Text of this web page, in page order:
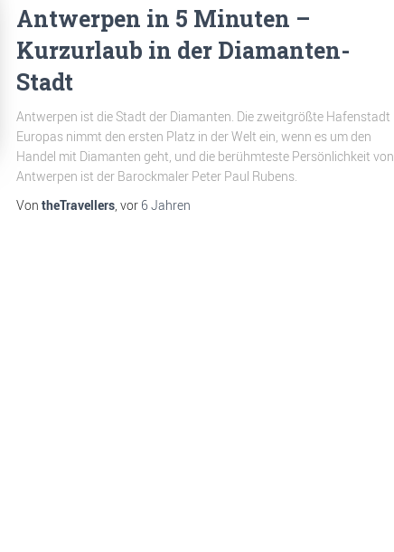
Antwerpen in 5 Minuten –
Kurzurlaub in der Diamanten-
Stadt
Antwerpen ist die Stadt der Diamanten. Die zweitgrößte Hafenstadt
Europas nimmt den ersten Platz in der Welt ein, wenn es um den
Handel mit Diamanten geht, und die berühmteste Persönlichkeit von
Antwerpen ist der Barockmaler Peter Paul Rubens.
Von theTravellers, vor 6 Jahren